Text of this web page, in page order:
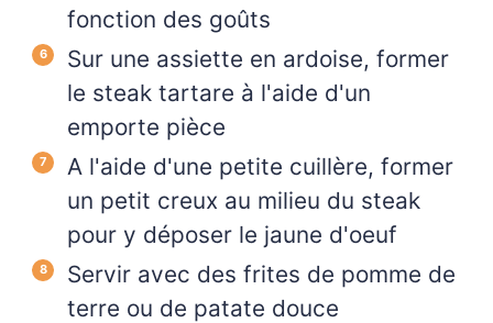
fonction des goûts
Sur une assiette en ardoise, former
le steak tartare à l'aide d'un
emporte pièce
A l'aide d'une petite cuillère, former
un petit creux au milieu du steak
pour y déposer le jaune d'oeuf
Servir avec des frites de pomme de
terre ou de patate douce